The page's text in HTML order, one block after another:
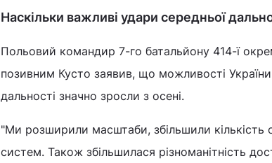
Наскільки важливі удари середньої
Польовий командир 7-го батальйону 414-ї
позивним Кусто заявив, що можливості
дальності значно зросли з осені.
"Ми розширили масштаби, збільшили кількість
систем. Також збільшилася різноманітність